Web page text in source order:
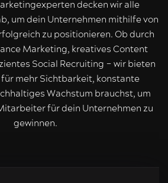
decken wir alle
um dein Unternehmen mithilfe von
zu positionieren. Ob durch
Marketing, kreatives Content
Social Recruiting – wir bieten
für mehr Sichtbarkeit, konstante
Wachstum brauchst, um
für dein Unternehmen zu
gewinnen.